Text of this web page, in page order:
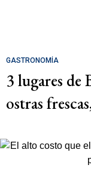
GASTRONOMÍA
3 lugares de
ostras